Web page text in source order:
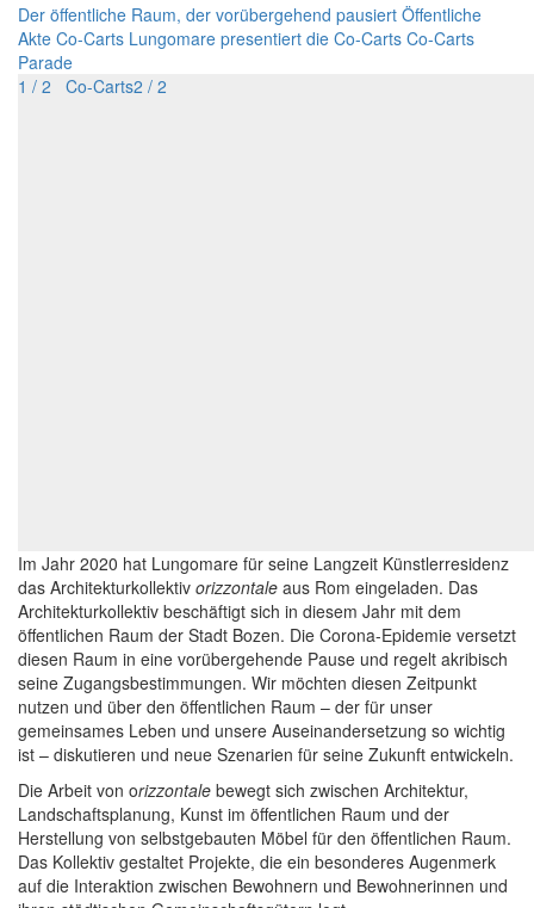
Der öffentliche Raum, der vorübergehend pausiert Öffentliche
Akte Co-Carts Lungomare presentiert die Co-Carts Co-Carts
Parade
1 / 2 Co-Carts2 / 2
Im Jahr 2020 hat Lungomare für seine Langzeit Künstlerresidenz
das Architekturkollektiv orizzontale aus Rom eingeladen. Das
Architekturkollektiv beschäftigt sich in diesem Jahr mit dem
öffentlichen Raum der Stadt Bozen. Die Corona-Epidemie versetzt
diesen Raum in eine vorübergehende Pause und regelt akribisch
seine Zugangsbestimmungen. Wir möchten diesen Zeitpunkt
nutzen und über den öffentlichen Raum – der für unser
gemeinsames Leben und unsere Auseinandersetzung so wichtig
ist – diskutieren und neue Szenarien für seine Zukunft entwickeln.
Die Arbeit von orizzontale bewegt sich zwischen Architektur,
Landschaftsplanung, Kunst im öffentlichen Raum und der
Herstellung von selbstgebauten Möbel für den öffentlichen Raum.
Das Kollektiv gestaltet Projekte, die ein besonderes Augenmerk
auf die Interaktion zwischen Bewohnern und Bewohnerinnen und